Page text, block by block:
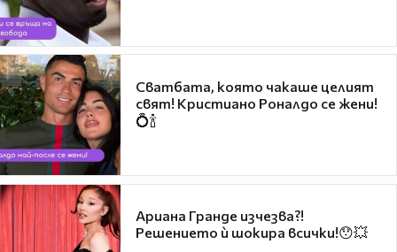
Сватбата, която чакаше целият
свят! Кристиано Роналдо се жени!
💍🍾
Ариана Гранде изчезва?!
Решението ѝ шокира всички!😯💥